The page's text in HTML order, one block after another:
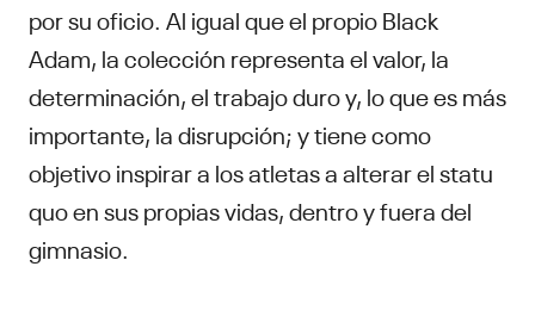
por su oficio. Al igual que el propio Black
Adam, la colección representa el valor, la
determinación, el trabajo duro y, lo que es más
importante, la disrupción; y tiene como
objetivo inspirar a los atletas a alterar el statu
quo en sus propias vidas, dentro y fuera del
gimnasio.